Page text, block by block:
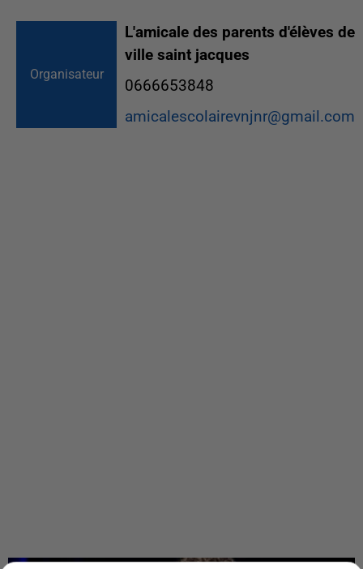
Organisateur
L'amicale des parents d'élèves de
ville saint jacques
0666653848
amicalescolairevnjnr@gmail.com